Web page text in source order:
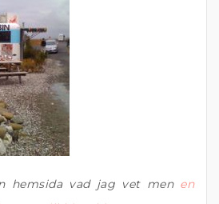
hemsida vad jag vet men en